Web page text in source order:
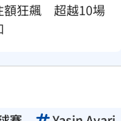
額狂飆　超越10場